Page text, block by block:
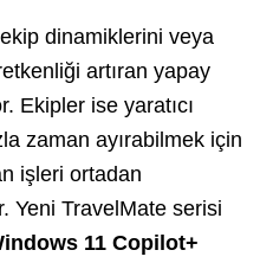
dinamiklerini veya
artıran yapay
Ekipler ise yaratıcı
zaman ayırabilmek için
işleri ortadan
Yeni TravelMate serisi
11 Copilot+